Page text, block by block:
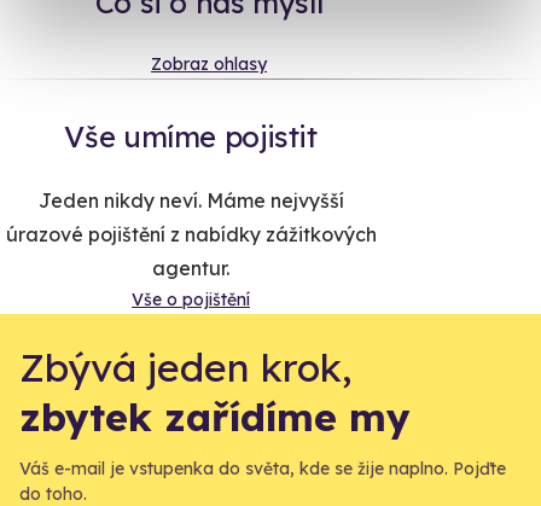
Zobraz ohlasy
Vše umíme pojistit
Jeden nikdy neví. Máme nejvyšší
úrazové pojištění z nabídky zážitkových
agentur.
Vše o pojištění
Zbývá jeden krok,
zbytek zařídíme my
Váš e-mail je vstupenka do světa, kde se žije naplno. Pojďte
do toho.